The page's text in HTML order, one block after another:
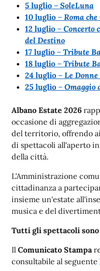
5 luglio – SoleLuna
10 luglio – Roma
12 luglio – Concerto
del Destino
17 luglio – Tribute
18 luglio – Tribute
24 luglio – Le
25 luglio – Omaggio
Albano Estate 2026
occasione di
del territorio, offrendo
di spettacoli all'aperto
della città.
L'Amministrazione
cittadinanza a
insieme un'estate
musica e del
Tutti gli spettacoli
Il Comunicato Stampa
consultabile al seguente